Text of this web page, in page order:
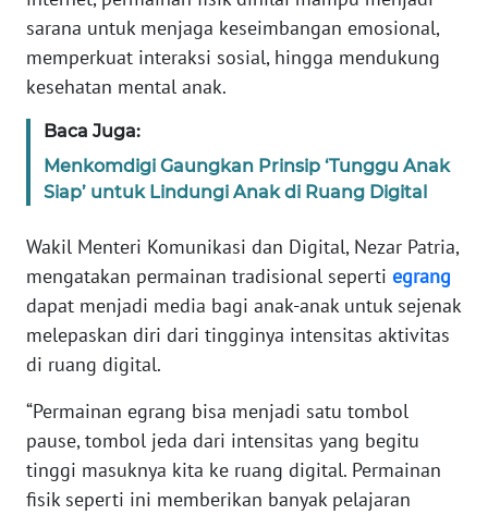
sarana untuk menjaga keseimbangan emosional,
memperkuat interaksi sosial, hingga mendukung
kesehatan mental anak.
Baca Juga:
Menkomdigi Gaungkan Prinsip ‘Tunggu Anak
Siap’ untuk Lindungi Anak di Ruang Digital
Wakil Menteri Komunikasi dan Digital, Nezar Patria,
mengatakan permainan tradisional seperti egrang
dapat menjadi media bagi anak-anak untuk sejenak
melepaskan diri dari tingginya intensitas aktivitas
di ruang digital.
“Permainan egrang bisa menjadi satu tombol
pause, tombol jeda dari intensitas yang begitu
tinggi masuknya kita ke ruang digital. Permainan
fisik seperti ini memberikan banyak pelajaran
KAMI
TENTANG
KAMI
PEDOMAN
SIBER
REDAKSI
KARIR
DISCLAIMER